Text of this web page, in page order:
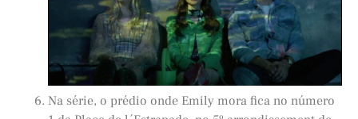
Na série, o prédio onde Emily mora fica no número